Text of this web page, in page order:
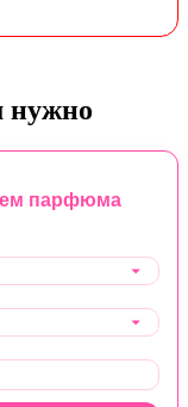
нужно
парфюма